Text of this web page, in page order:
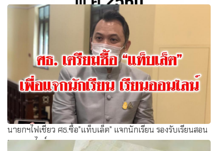
หลักเกณฑ์และวิธีปฏิบัติในการจัดข้าราชการเข้าพักอาศัยใน
ที่พักของทางราชการ พ.ศ. 2560
นายกฯไฟเชียว ศธ.ซื้อ"แท็บเล็ต" แจกนักเรียน รองรับเรียนสอน
ทางออนไลน์